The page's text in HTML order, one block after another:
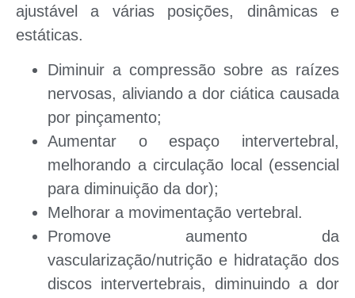
ajustável a várias posições, dinâmicas e
estáticas.
Diminuir a compressão sobre as raízes
nervosas, aliviando a dor ciática causada
por pinçamento;
Aumentar o espaço intervertebral ,
melhorando a circulação local (essencial
para diminuição da dor);
Melhorar a movimentação vertebral.
Promove aumento da
vascularização/nutrição e hidratação dos
discos intervertebrais, diminuindo a dor